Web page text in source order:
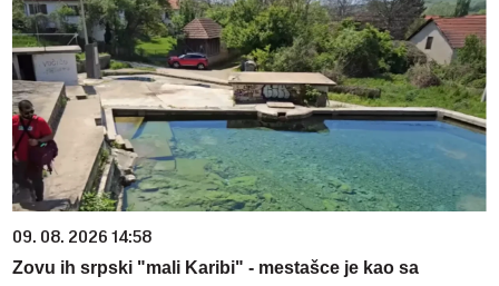
09. 08. 2026 14:58
Zovu ih srpski "mali Karibi" - mestašce je kao sa